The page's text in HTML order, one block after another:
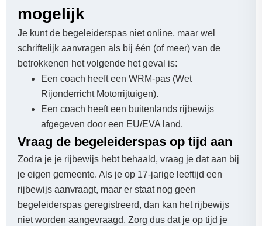
mogelijk
Je kunt de begeleiderspas niet online, maar wel
schriftelijk aanvragen als bij één (of meer) van de
betrokkenen het volgende het geval is:
Een coach heeft een WRM-pas (Wet
Rijonderricht Motorrijtuigen).
Een coach heeft een buitenlands rijbewijs
afgegeven door een EU/EVA land.
Vraag de begeleiderspas op tijd aan
Zodra je je rijbewijs hebt behaald, vraag je dat aan bij
je eigen gemeente. Als je op 17-jarige leeftijd een
rijbewijs aanvraagt, maar er staat nog geen
begeleiderspas geregistreerd, dan kan het rijbewijs
niet worden aangevraagd. Zorg dus dat je op tijd je